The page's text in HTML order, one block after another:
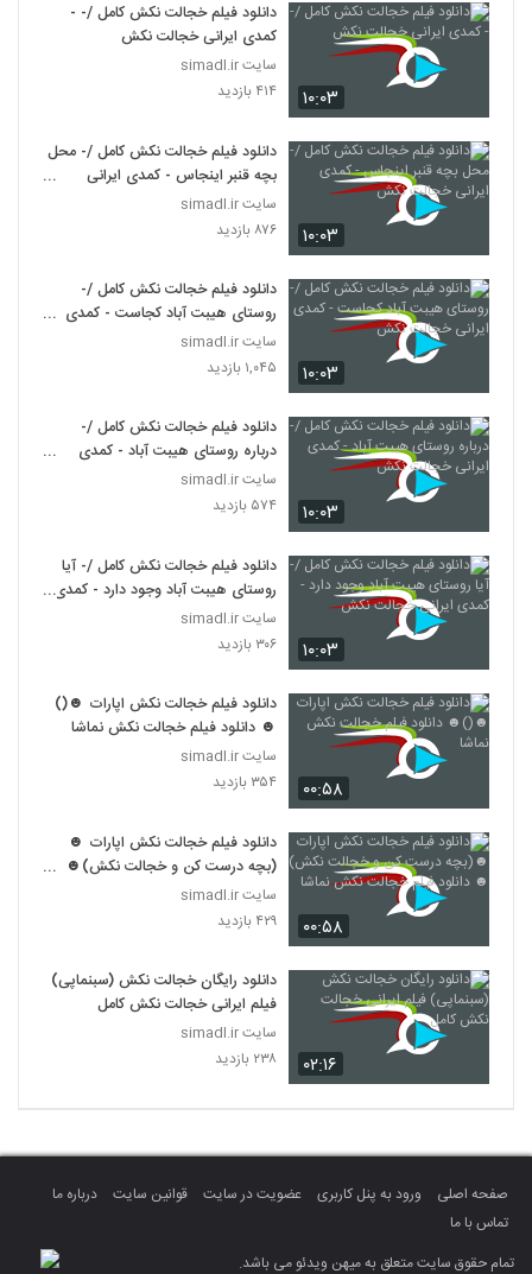
۱۰:۰۳
دانلود فیلم خجالت نکش کامل /- -
کمدی ایرانی خجالت نکش
سایت simadl.ir
۴۱۴ بازدید
۱۰:۰۳
دانلود فیلم خجالت نکش کامل /- محل
بچه قنبر اینجاس - کمدی ایرانی
خجالت نکش
سایت simadl.ir
۸۷۶ بازدید
۱۰:۰۳
دانلود فیلم خجالت نکش کامل /-
روستای هیبت آباد کجاست - کمدی
ایرانی خجالت نکش
سایت simadl.ir
۱,۰۴۵ بازدید
۱۰:۰۳
دانلود فیلم خجالت نکش کامل /-
درباره روستای هیبت آباد - کمدی
ایرانی خجالت نکش
سایت simadl.ir
۵۷۴ بازدید
۱۰:۰۳
دانلود فیلم خجالت نکش کامل /- آیا
روستای هیبت آباد وجود دارد - کمدی
ایرانی خجالت نکش
سایت simadl.ir
۳۰۶ بازدید
۰۰:۵۸
دانلود فیلم خجالت نکش اپارات ☻()
☻ دانلود فیلم خجالت نکش نماشا
سایت simadl.ir
۳۵۴ بازدید
۰۰:۵۸
دانلود فیلم خجالت نکش اپارات ☻
(بچه درست کن و خجالت نکش)☻
دانلود فیلم خجالت نکش نماشا
سایت simadl.ir
۴۲۹ بازدید
۰۲:۱۶
دانلود رایگان خجالت نکش (سبنماپی)
فیلم ایرانی خجالت نکش کامل
سایت simadl.ir
۲۳۸ بازدید
صفحه اصلی ورود به پنل کاربری عضویت در سایت قوانین سایت
درباره ما
تماس با ما
تمام حقوق سایت متعلق به میهن ویدئو می باشد.